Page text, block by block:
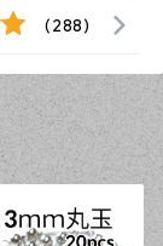
(288)